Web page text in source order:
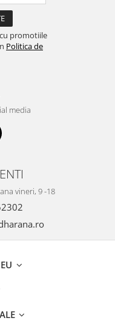
promotiile
Politica de
media
vineri, 9 -18